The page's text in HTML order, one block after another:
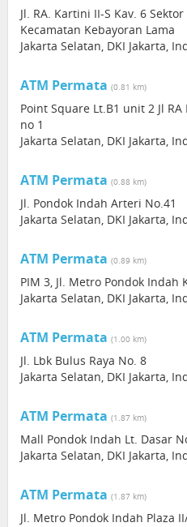
Jl. RA. Kartini II-S Kav. 6
Kecamatan Kebayoran Lama
Jakarta Selatan, DKI Jakarta,
ATM Permata (0.81 km)
Point Square Lt.B1 unit 2 Jl
no 1
Jakarta Selatan, DKI Jakarta,
ATM Permata (0.88 km)
Jl. Pondok Indah Arteri No.41
Jakarta Selatan, DKI Jakarta,
ATM Permata (0.89 km)
PIM 3, Jl. Metro Pondok Indah
Jakarta Selatan, DKI Jakarta,
ATM Permata (1.00 km)
Jl. Lbk Bulus Raya No. 8
Jakarta Selatan, DKI Jakarta,
ATM Permata (1.87 km)
Mall Pondok Indah Lt. Dasar
Jakarta Selatan, DKI Jakarta,
ATM Permata (1.87 km)
Jl. Metro Pondok Indah Plaza